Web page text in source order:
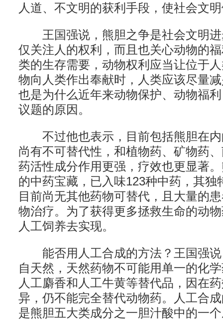
人道、不文明的获利手段，使社会文
王国强说，熊胆之争是社会文明进
仅关注人的权利，而且也关心动物的
类的生存需要，动物权利应当让位于
物向人类作出奉献时，人类应该尽量
也是为什么近年来动物保护、动物福
议题的原因。
不过他也表示，目前包括熊胆在内
尚有不可替代性，和植物药、矿物药
药活性成分作用更强，疗效也更显著
的中药宝藏，已入味123种中药，其独
目前尚无其他药物可替代，且大量的
物治疗。为了获得更多拯救生命的动
人工饲养去实现。
能否用人工合成的方法？王国强说
自天然，天然药物不可能用单一的化
人工麝香和人工牛黄等替代品，因在
异，仍不能完全替代动物药。人工合
是熊胆五大类成分之一胆汁酸中的一